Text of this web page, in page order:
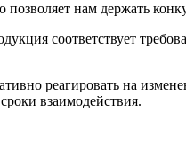
позволяет нам держать
соответствует
реагировать на
взаимодействия.